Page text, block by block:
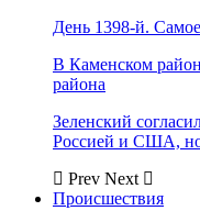
День 1398-й.
В Каменском
района
Зеленский
Россией и США,
Prev Next
Происшествия